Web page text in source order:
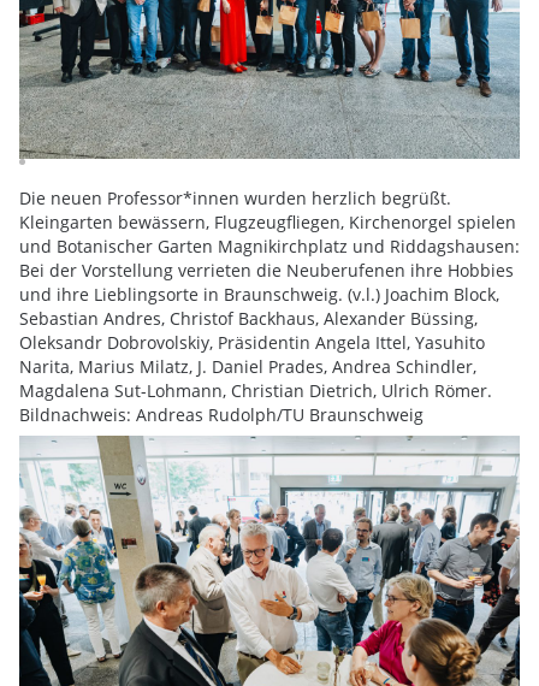
Die neuen Professor*innen wurden herzlich begrüßt.
Kleingarten bewässern, Flugzeugfliegen, Kirchenorgel spielen
und Botanischer Garten Magnikirchplatz und Riddagshausen:
Bei der Vorstellung verrieten die Neuberufenen ihre Hobbies
und ihre Lieblingsorte in Braunschweig. (v.l.) Joachim Block,
Sebastian Andres, Christof Backhaus, Alexander Büssing,
Oleksandr Dobrovolskiy, Präsidentin Angela Ittel, Yasuhito
Narita, Marius Milatz, J. Daniel Prades, Andrea Schindler,
Magdalena Sut-Lohmann, Christian Dietrich, Ulrich Römer.
Bildnachweis: Andreas Rudolph/TU Braunschweig